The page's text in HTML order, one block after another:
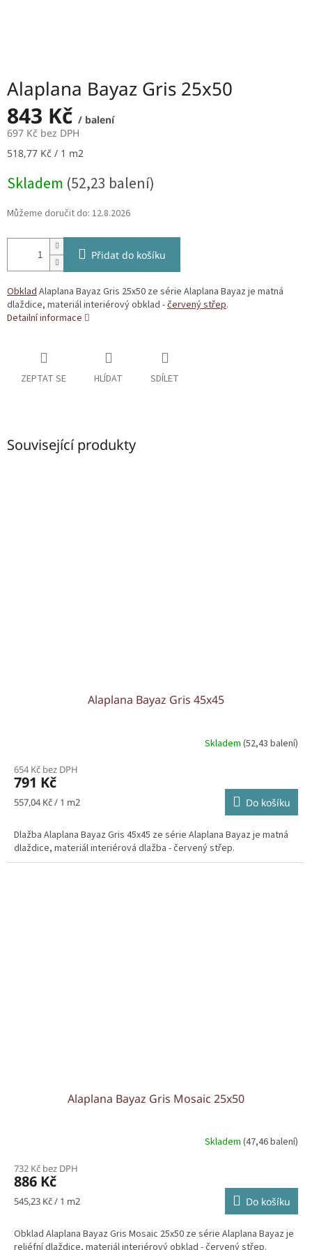
Alaplana Bayaz Gris 25x50
843 Kč / balení
697 Kč bez DPH
Měrná
518,77 Kč / 1 m2
Skladem (52,23 balení)
Můžeme doručit do: 12.8.2026
Přidat do košíku
ObkladAlaplana Bayaz Gris 25x50 ze série Alaplana Bayaz je matná
dlaždice, materiál interiérový obklad -červený střep.
Detailní informace
ZEPTAT SE HLÍDAT SDÍLET
Související produkty
Alaplana Bayaz Gris 45x45
Skladem (52,43 balení)
654 Kč bez DPH
791 Kč
Měrná
557,04 Kč / 1 m2 Do košíku
Dlažba Alaplana Bayaz Gris 45x45 ze série Alaplana Bayaz je matná
dlaždice, materiál interiérová dlažba - červený střep.
Alaplana Bayaz Gris Mosaic 25x50
Skladem (47,46 balení)
732 Kč bez DPH
886 Kč
Měrná
545,23 Kč / 1 m2 Do košíku
Obklad Alaplana Bayaz Gris Mosaic 25x50 ze série Alaplana Bayaz je
reliéfní dlaždice, materiál interiérový obklad - červený střep.